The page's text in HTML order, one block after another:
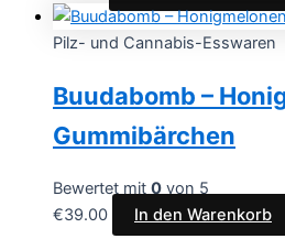
Pilz- und Cannabis-Esswaren
Buudabomb –
Gummibärchen
Bewertet mit 0 von 5
€39.00 In den Warenkorb